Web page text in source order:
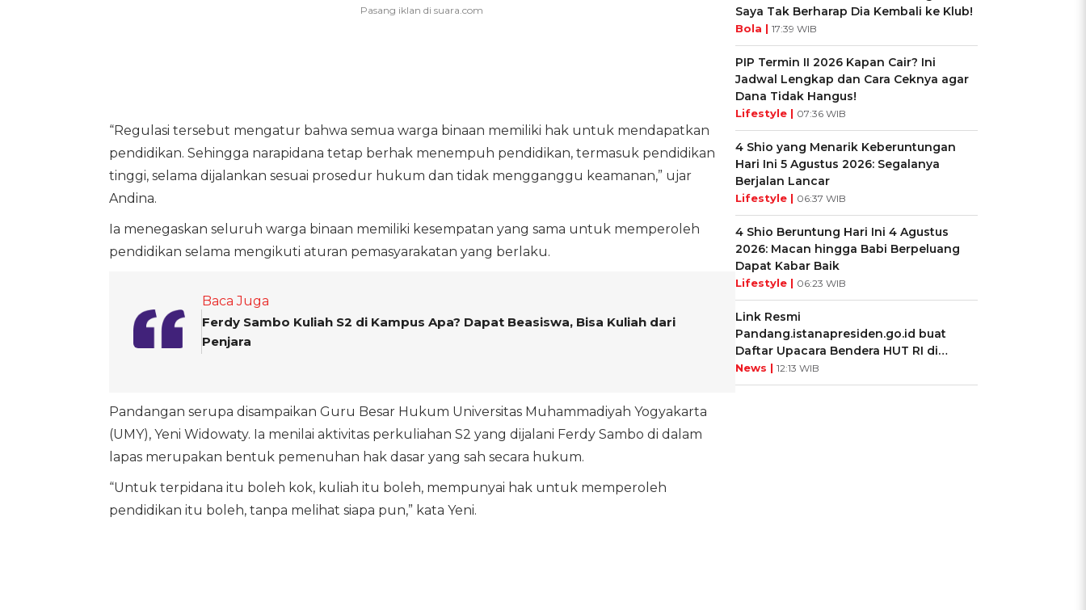
“Regulasi tersebut mengatur bahwa semua warga binaan memiliki hak untuk mendapatkan
pendidikan. Sehingga narapidana tetap berhak menempuh pendidikan, termasuk pendidikan
tinggi, selama dijalankan sesuai prosedur hukum dan tidak mengganggu keamanan,” ujar
Andina.
Ia menegaskan seluruh warga binaan memiliki kesempatan yang sama untuk memperoleh
pendidikan selama mengikuti aturan pemasyarakatan yang berlaku.
Baca Juga
Ferdy Sambo Kuliah S2 di Kampus Apa? Dapat Beasiswa, Bisa Kuliah dari
Penjara
Pandangan serupa disampaikan Guru Besar Hukum Universitas Muhammadiyah Yogyakarta
(UMY), Yeni Widowaty. Ia menilai aktivitas perkuliahan S2 yang dijalani Ferdy Sambo di dalam
lapas merupakan bentuk pemenuhan hak dasar yang sah secara hukum.
“Untuk terpidana itu boleh kok, kuliah itu boleh, mempunyai hak untuk memperoleh
pendidikan itu boleh, tanpa melihat siapa pun,” kata Yeni.
Saya Tak Berharap Dia Kembali ke Klub!
Bola | 17:39 WIB
PIP Termin II 2026 Kapan Cair? Ini
Jadwal Lengkap dan Cara Ceknya agar
Dana Tidak Hangus!
Lifestyle | 07:36 WIB
4 Shio yang Menarik Keberuntungan
Hari Ini 5 Agustus 2026: Segalanya
Berjalan Lancar
Lifestyle | 06:37 WIB
4 Shio Beruntung Hari Ini 4 Agustus
2026: Macan hingga Babi Berpeluang
Dapat Kabar Baik
Lifestyle | 06:23 WIB
Link Resmi
Pandang.istanapresiden.go.id buat
Daftar Upacara Bendera HUT RI di
Istana Negara
News | 12:13 WIB